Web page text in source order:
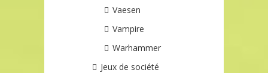
Vaesen
Vampire
Warhammer
Jeux de société